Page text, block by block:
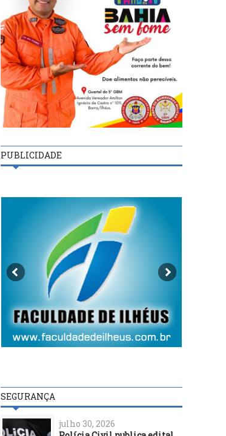
PUBLICIDADE
SEGURANÇA
julho 30, 2026